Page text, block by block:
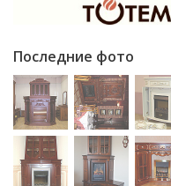
Последние фото